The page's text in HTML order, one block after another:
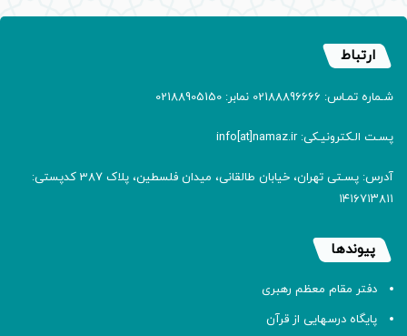
ارتباط
شـماره تمـاس: 02188896666 نمابر: 02188905150
پسـت الـکترونیـکی: info[at]namaz.ir
آدرس: پسـتی تهران، خیابان طالقانی، میدان فلسطین، پلاک 387 کدپستی:
۱۴۱۶۷۱۳۸۱۱
پیوندها
دفتر مقام معظم رهبری
پایگاه درسهایی از قرآن